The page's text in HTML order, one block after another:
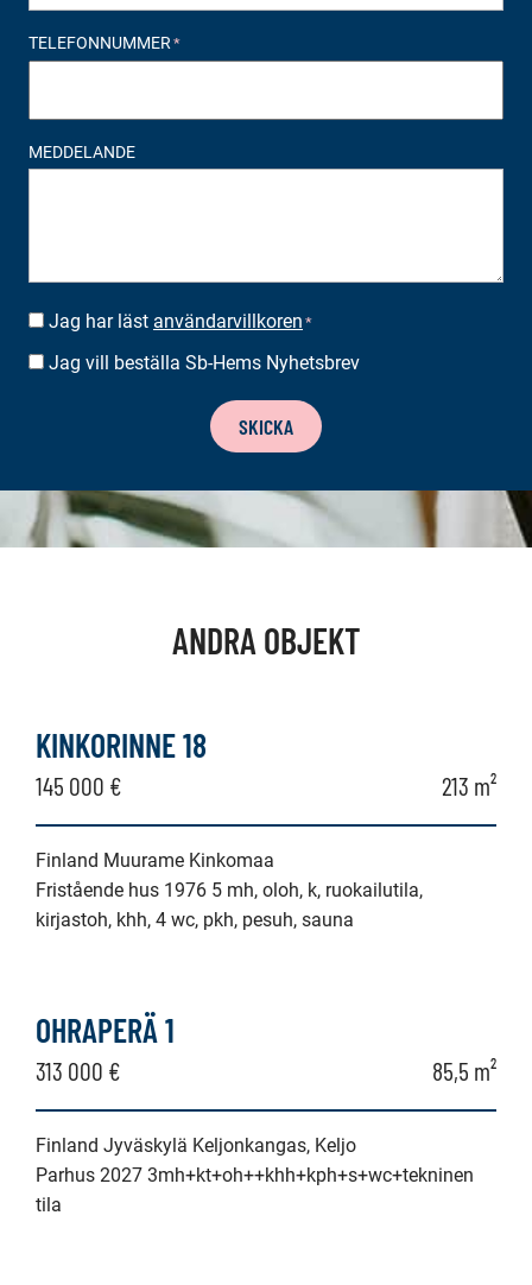
TELEFONNUMMER*
MEDDELANDE
SUOSTUMUS *
Jag har läst användarvillkoren *
BESTÄLLA
Jag vill beställa Sb-Hems Nyhetsbrev
SKICKA
ANDRA OBJEKT
KINKORINNE 18
145 000 € 213 m²
Finland Muurame Kinkomaa
Fristående hus 1976 5 mh, oloh, k, ruokailutila,
kirjastoh, khh, 4 wc, pkh, pesuh, sauna
OHRAPERÄ 1
313 000 € 85,5 m²
Finland Jyväskylä Keljonkangas, Keljo
Parhus 2027 3mh+kt+oh++khh+kph+s+wc+tekninen
tila